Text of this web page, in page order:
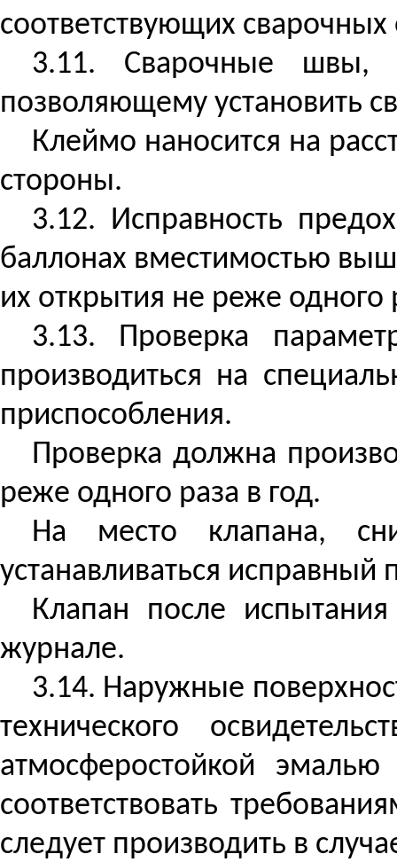
соответствующих
3.11. Сварочные швы,
позволяющему установить
Клеймо наносится на
стороны.
3.12. Исправность
баллонах вместимостью
их открытия не реже
3.13. Проверка
производиться на
приспособления.
Проверка должна
реже одного раза в год.
На место клапана,
устанавливаться
Клапан после
журнале.
3.14. Наружные
технического
атмосферостойкой
соответствовать
следует производить в